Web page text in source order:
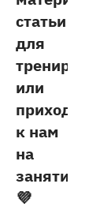
статьи
для
тренировки
или
приходите
к нам
на
занятия
💜